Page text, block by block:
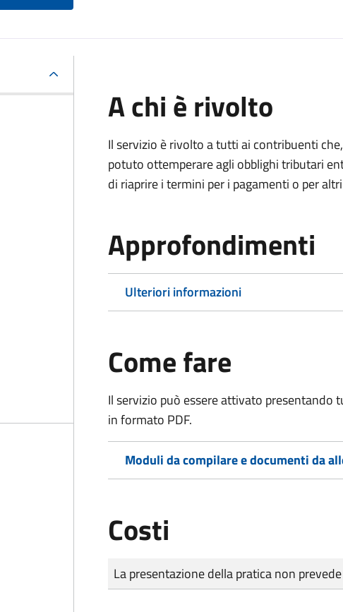
A chi è rivolto
Il servizio è rivolto a tutti ai contribuenti
potuto ottemperare agli obblighi tributari
di riaprire i termini per i pagamenti o per
Approfondimenti
Ulteriori informazioni
Come fare
Il servizio può essere attivato
in formato PDF.
Moduli da compilare e documenti da
Costi
Tipo di pagamento
Importo
La presentazione della pratica non